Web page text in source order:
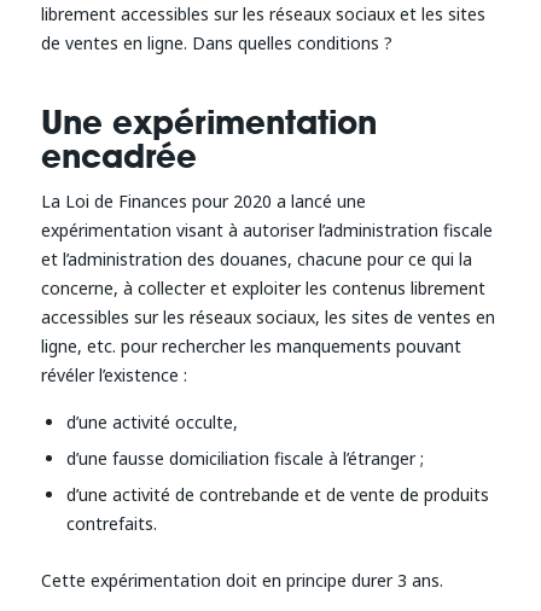
librement accessibles sur les réseaux sociaux et les sites
de ventes en ligne. Dans quelles conditions ?
Une expérimentation
encadrée
La Loi de Finances pour 2020 a lancé une
expérimentation visant à autoriser l’administration fiscale
et l’administration des douanes, chacune pour ce qui la
concerne, à collecter et exploiter les contenus librement
accessibles sur les réseaux sociaux, les sites de ventes en
ligne, etc. pour rechercher les manquements pouvant
révéler l’existence :
d’une activité occulte,
d’une fausse domiciliation fiscale à l’étranger ;
d’une activité de contrebande et de vente de produits
contrefaits.
Cette expérimentation doit en principe durer 3 ans.